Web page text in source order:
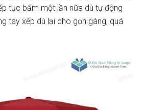
tục bấm một lần nữa dù tự động
tay xếp dù lại cho gọn gàng, quá